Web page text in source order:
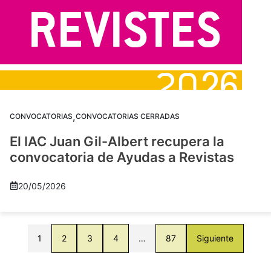
CONVOCATORIAS,CONVOCATORIAS CERRADAS
El IAC Juan Gil-Albert recupera la
convocatoria de Ayudas a Revistas
20/05/2026
1 2 3 4 … 87 Siguiente